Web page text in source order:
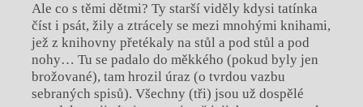
Ale co s těmi dětmi? Ty starší viděly kdysi tatínka
číst i psát, žily a ztrácely se mezi mnohými knihami,
jež z knihovny přetékaly na stůl a pod stůl a pod
nohy… Tu se padalo do měkkého (pokud byly jen
brožované), tam hrozil úraz (o tvrdou vazbu
sebraných spisů). Všechny (tři) jsou už dospělé